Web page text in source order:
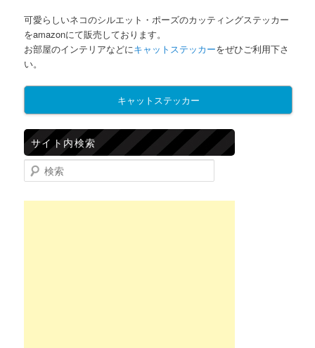
可愛らしいネコのシルエット・ポーズのカッティングステッカー
をamazonにて販売しております。
お部屋のインテリアなどにキャットステッカーをぜひご利用下さ
い。
キャットステッカー
サイト内検索
検索